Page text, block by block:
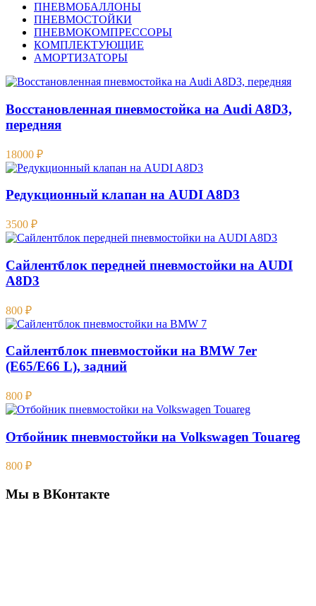
ПНЕВМОБАЛЛОНЫ
ПНЕВМОСТОЙКИ
ПНЕВМОКОМПРЕССОРЫ
КОМПЛЕКТУЮЩИЕ
АМОРТИЗАТОРЫ
Восстановленная пневмостойка на Audi A8D3,
передняя
18000 ₽
Редукционный клапан на AUDI A8D3
3500 ₽
Сайлентблок передней пневмостойки на AUDI
A8D3
800 ₽
Сайлентблок пневмостойки на BMW 7er
(E65/E66 L), задний
800 ₽
Отбойник пневмостойки на Volkswagen Touareg
800 ₽
Мы в ВКонтакте